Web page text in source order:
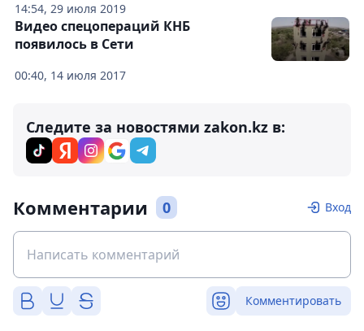
14:54, 29 июля 2019
00:40, 14 июля 2017
Видео спецопераций КНБ
появилось в Сети
Следите за новостями zakon.kz в:
Комментарии 0 Вход
Комментировать